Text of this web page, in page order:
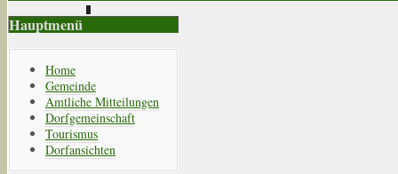
Hauptmenü
Home
Gemeinde
Amtliche Mitteilungen
Dorfgemeinschaft
Tourismus
Dorfansichten